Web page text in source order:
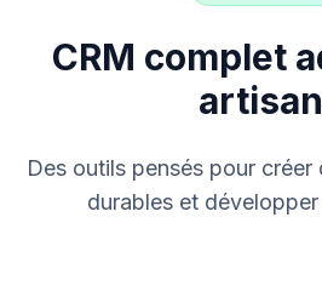
CRM complet
Des outils pensés pour
durables et